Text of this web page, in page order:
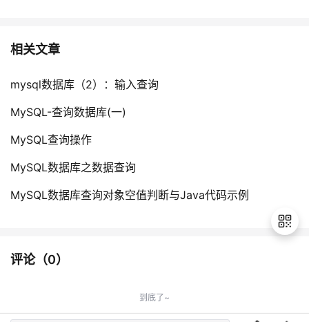
相关文章
mysql数据库（2）：输入查询
MySQL-查询数据库(一)
MySQL查询操作
MySQL数据库之数据查询
MySQL数据库查询对象空值判断与Java代码示例
评论（0）
到底了~